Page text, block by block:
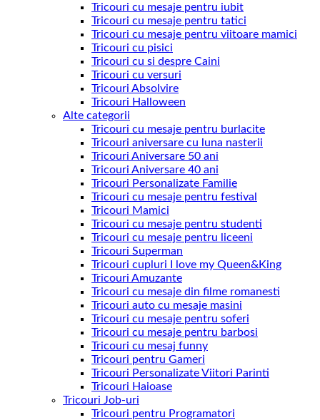
Tricouri cu mesaje pentru iubit
Tricouri cu mesaje pentru tatici
Tricouri cu mesaje pentru viitoare mamici
Tricouri cu pisici
Tricouri cu si despre Caini
Tricouri cu versuri
Tricouri Absolvire
Tricouri Halloween
Alte categorii
Tricouri cu mesaje pentru burlacite
Tricouri aniversare cu luna nasterii
Tricouri Aniversare 50 ani
Tricouri Aniversare 40 ani
Tricouri Personalizate Familie
Tricouri cu mesaje pentru festival
Tricouri Mamici
Tricouri cu mesaje pentru studenti
Tricouri cu mesaje pentru liceeni
Tricouri Superman
Tricouri cupluri I love my Queen&King
Tricouri Amuzante
Tricouri cu mesaje din filme romanesti
Tricouri auto cu mesaje masini
Tricouri cu mesaje pentru soferi
Tricouri cu mesaje pentru barbosi
Tricouri cu mesaj funny
Tricouri pentru Gameri
Tricouri Personalizate Viitori Parinti
Tricouri Haioase
Tricouri Job-uri
Tricouri pentru Programatori